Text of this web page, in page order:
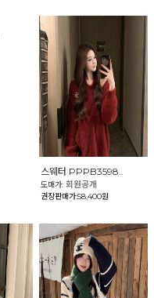
스웨터 PPPB3598..
도매가:회원공개
권장판매가:58,400원